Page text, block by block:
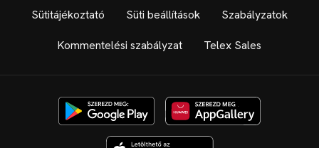
Sütitájékoztató Süti beállítások Szabályzatok
Kommentelési szabályzat Telex Sales